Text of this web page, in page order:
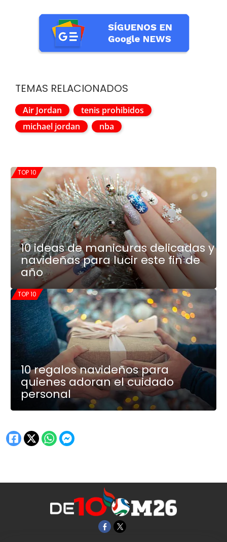
TEMAS RELACIONADOS
Air Jordan
tenis prohibidos
michael jordan
nba
TOP 10
10 ideas de manicuras delicadas y
navideñas para lucir este fin de
año
TOP 10
10 regalos navideños para
quienes adoran el cuidado
personal